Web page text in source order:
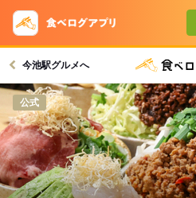
今池駅グルメへ
公式